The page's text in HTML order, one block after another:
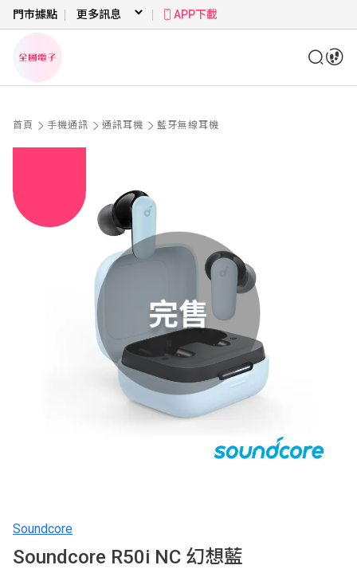
門市據點 APP下載
首頁 手機通訊 通訊耳機 藍牙無線耳機
Soundcore
Soundcore R50i NC 幻想藍